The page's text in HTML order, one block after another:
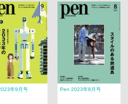
年9月号 Pen 2023年8月号